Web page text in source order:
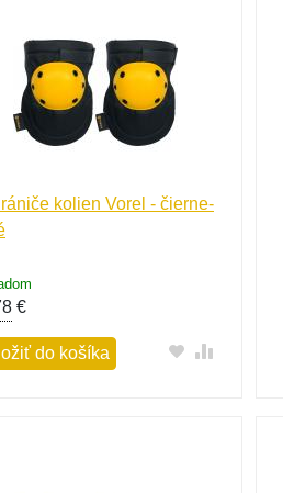
kolien Vorel - čierne-
€
do košíka